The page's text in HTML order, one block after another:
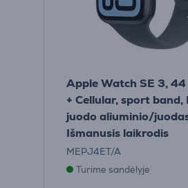
Apple Watch SE 3, 44
+ Cellular, sport band,
juodo aliuminio/
Išmanusis laikrodis
MEPJ4ET/A
Turime sandėlyje